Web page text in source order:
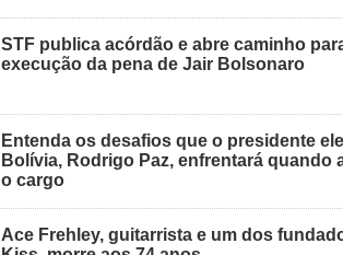
STF publica acórdão e abre caminho
execução da pena de Jair Bolsonaro
Entenda os desafios que o presidente
Bolívia, Rodrigo Paz, enfrentará quando
o cargo
Ace Frehley, guitarrista e um dos